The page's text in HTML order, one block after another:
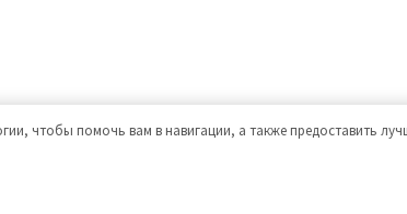
чтобы помочь вам в навигации, а также предоставить